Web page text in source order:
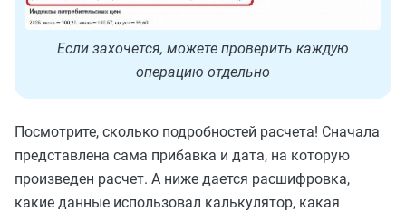
Если захочется, можете проверить каждую
операцию отдельно
Посмотрите, сколько подробностей расчета! Сначала
представлена сама прибавка и дата, на которую
произведен расчет. А ниже дается расшифровка,
какие данные использовал калькулятор, какая